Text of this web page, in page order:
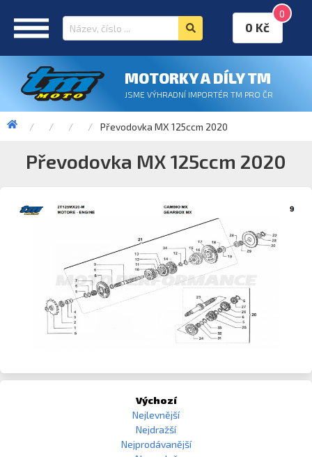
0
0 Kč
MOTORKY A DÍLY TM
JSME VÝHRADNÍ IMPORTÉR TM PRO ČR
Převodovka MX 125ccm 2020
Převodovka MX 125ccm 2020
Výchozí
Nejlevnější
Nejdražší
Nejprodávanější